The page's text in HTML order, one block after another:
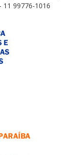
11 99776-1016